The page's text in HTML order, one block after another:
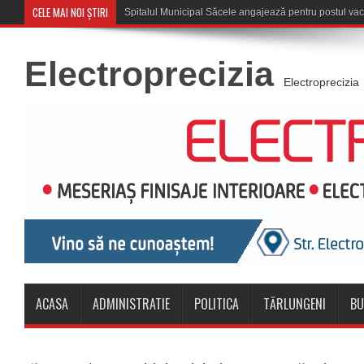
CELE MAI NOI ȘTIRI Săcele: Acțiune a
Electroprecizia Electroprecizia
ACASA ADMINISTRATIE POLITICA TĂRLUNGENI